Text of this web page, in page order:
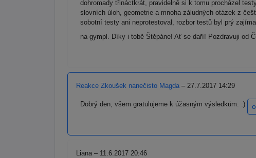
dohromady třináctkrát, pravidelně si k tomu procházel
slovních úloh, geometrie a mnoha záludných otázek z
sobotní testy ani neprotestoval, rozbor testů byl prý
na gympl. Díky i tobě Štěpáne! Ať se daří! Pozdravuji od
Reakce Zkoušek nanečisto Magda – 27.7.2017 14:29
Dobrý den, všem gratulujeme k úžasným výsledkům. :)
Liana – 11.6.2017 20:46